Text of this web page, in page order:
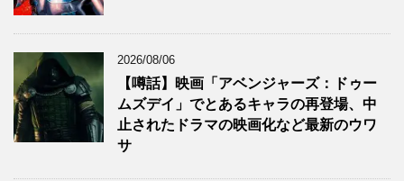
2026/08/06
【噂話】映画「アベンジャーズ：ドゥー
ムズデイ」でとあるキャラの再登場、中
止されたドラマの映画化など最新のウワ
サ